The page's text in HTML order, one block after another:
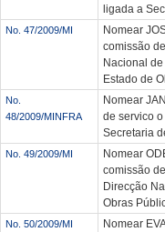
ligada a
No. 47/2009/MI
Nomear
comissão
Nacional
Estado de
No.
48/2009/MINFRA
Nomear
de servico
Secretaria
No. 49/2009/MI
Nomear
comissão
Direcção
Obras
No. 50/2009/MI
Nomear